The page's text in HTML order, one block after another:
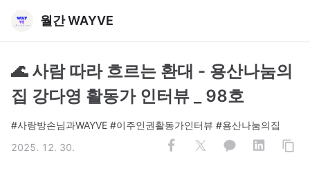
월간 WAYVE
🌊 사람 따라 흐르는 환대 - 용산나눔의
집 강다영 활동가 인터뷰 _ 98호
#사랑방손님과WAYVE #이주인권활동가인터뷰 #용산나눔의집
2025. 12. 30.